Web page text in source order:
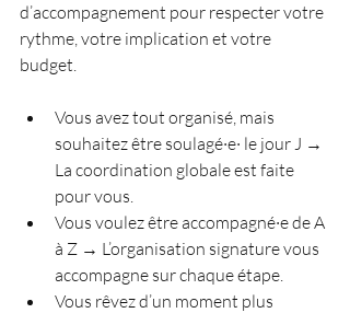
d’accompagnement pour respecter votre
rythme, votre implication et votre
budget.
Vous avez tout organisé, mais
souhaitez être soulagé·e· le jour J →
La coordination globale est faite
pour vous.
Vous voulez être accompagné·e de A
à Z → L’organisation signature vous
accompagne sur chaque étape.
Vous rêvez d’un moment plus